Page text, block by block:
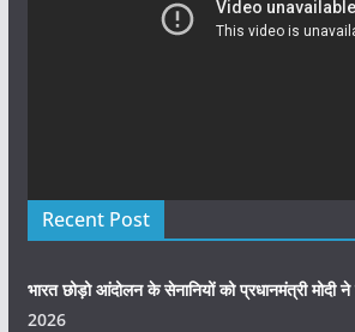
Recent Post
भारत छोड़ो आंदोलन के सेनानियों को प्रधानमंत्री मोदी
2026